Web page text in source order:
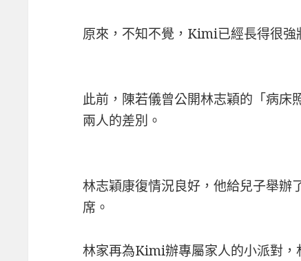
原來，不知不覺，Kimi已經長得很強
此前，陳若儀曾公開林志穎的「病
兩人的差別。
林志穎康復情況良好，他給兒子舉辦
席。
林家再為Kimi辦專屬家人的小派對，